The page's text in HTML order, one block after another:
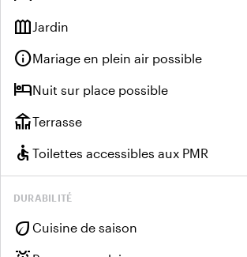
outdoor_gardenJardin
infoMariage en plein air possible
hotelNuit sur place possible
deckTerrasse
accessible Toilettes accessibles aux PMR
DURABILITÉ
eco Cuisine de saison